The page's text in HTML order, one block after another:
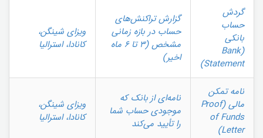
گردش
حساب
بانکی
(Bank
Statement)
گزارش تراکنش‌های
حساب در بازه زمانی
مشخص (۳ تا ۶ ماه
اخیر)
ویزای شینگن،
کانادا، استرالیا
نامه تمکن
مالی (Proof
of Funds
Letter)
نامه‌ای از بانک که
موجودی حساب شما
را تأیید می‌کند
ویزای شینگن،
کانادا، استرالیا